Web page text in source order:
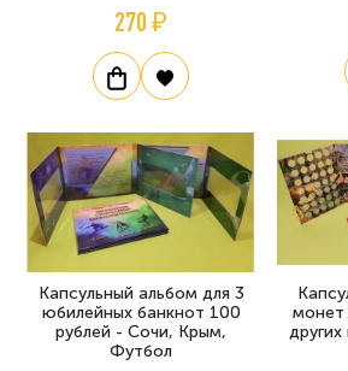
270 ₽
Капсульный альбом для 3
юбилейных банкнот 100
рублей - Сочи, Крым,
Футбол
монет